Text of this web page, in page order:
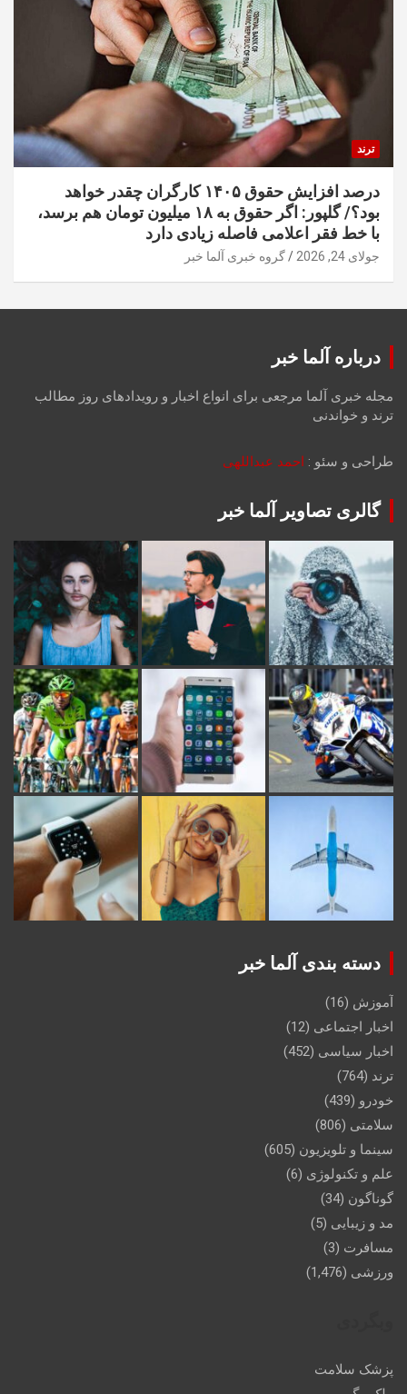
ترند
درصد افزایش حقوق ۱۴۰۵ کارگران چقدر خواهد
بود؟/ گلپور: اگر حقوق به ۱۸ میلیون تومان هم برسد،
با خط فقر اعلامی فاصله زیادی دارد
جولای 24, 2026 گروه خبری آلما خبر
درباره آلما خبر
مجله خبری آلما مرجعی برای انواع اخبار و رویدادهای روز مطالب
ترند و خواندنی
طراحی و سئو : احمد عبداللهی
گالری تصاویر آلما خبر
دسته بندی آلما خبر
آموزش (16)
اخبار اجتماعی (12)
اخبار سیاسی (452)
ترند (764)
خودرو (439)
سلامتی (806)
سینما و تلویزیون (605)
علم و تکنولوژی (6)
گوناگون (34)
مد و زیبایی (5)
مسافرت (3)
ورزشی (1,476)
پزشک سلامت